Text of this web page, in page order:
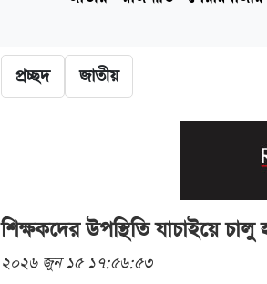
প্রচ্ছদ জাতীয়
শিক্ষকদের উপস্থিতি যাচাইয়ে চালু
২০২৬ জুন ১৫ ১৭:৫৬:৫৩